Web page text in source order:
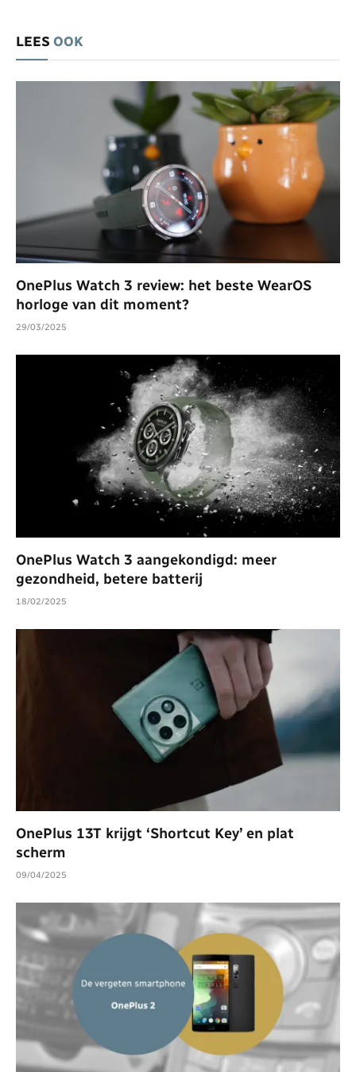
LEES OOK
OnePlus Watch 3 review: het beste WearOS
horloge van dit moment?
29/03/2025
OnePlus Watch 3 aangekondigd: meer
gezondheid, betere batterij
18/02/2025
OnePlus 13T krijgt ‘Shortcut Key’ en plat
scherm
09/04/2025